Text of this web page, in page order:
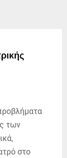
των
στο